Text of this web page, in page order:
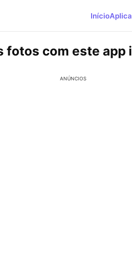
Início
fotos com este app
ANÚNCIOS